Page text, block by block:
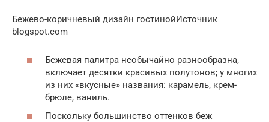
Бежево-коричневый дизайн гостинойИсточник
blogspot.com
Бежевая палитра необычайно разнообразна,
включает десятки красивых полутонов; у многих
из них «вкусные» названия: карамель, крем-
брюле, ваниль.
Поскольку большинство оттенков беж